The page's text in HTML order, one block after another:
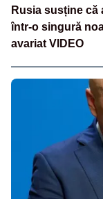
Rusia susține că
într-o singură
avariat VIDEO